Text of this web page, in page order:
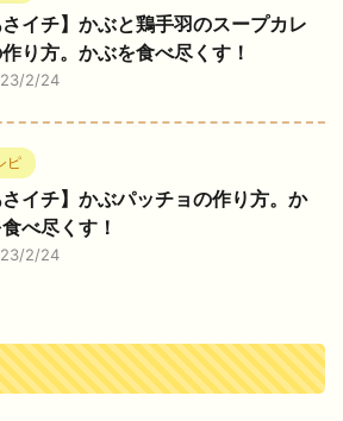
さイチ】かぶと鶏手羽のスープカレ
り方。かぶを食べ尽くす！
2/24
ピ
さイチ】かぶパッチョの作り方。か
べ尽くす！
2/24